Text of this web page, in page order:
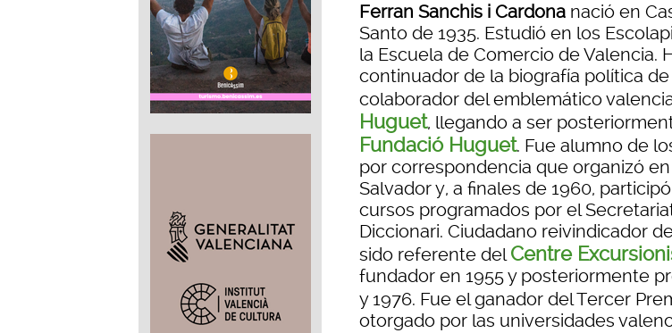
Ferran Sanchis i Cardona nació en
Santo de 1935. Estudió en los
la Escuela de Comercio de Valencia.
continuador de la biografía política
colaborador del emblemático
Huguet, llegando a ser
Fundació Huguet. Fue alumno de
por correspondencia que organizó
Salvador y, a finales de 1960,
cursos programados por el
Diccionari. Ciudadano reivindicador
sido referente delCentre
fundador en 1955 y posteriormente
y 1976. Fue el ganador del Tercer
otorgado por las universidades